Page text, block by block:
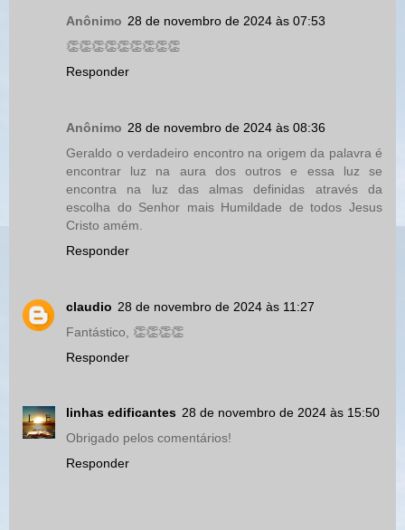
Anônimo 28 de novembro de 2024 às 07:53
👏👏👏👏👏👏👏👏👏
Responder
Anônimo 28 de novembro de 2024 às 08:36
Geraldo o verdadeiro encontro na origem da palavra é
encontrar luz na aura dos outros e essa luz se
encontra na luz das almas definidas através da
escolha do Senhor mais Humildade de todos Jesus
Cristo amém.
Responder
claudio 28 de novembro de 2024 às 11:27
Fantástico, 👏👏👏👏
Responder
linhas edificantes 28 de novembro de 2024 às 15:50
Obrigado pelos comentários!
Responder